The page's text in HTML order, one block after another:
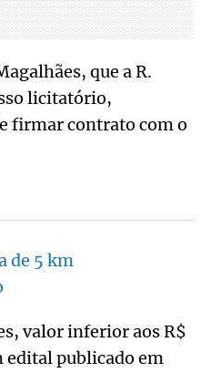
que a R.
licitatório,
firmar contrato com o
de 5 km
valor inferior aos R$
publicado em